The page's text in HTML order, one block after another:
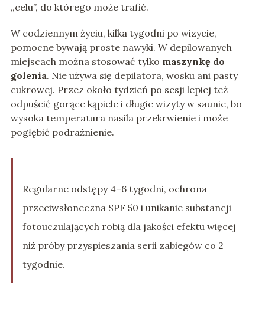
„celu”, do którego może trafić.
W codziennym życiu, kilka tygodni po wizycie,
pomocne bywają proste nawyki. W depilowanych
miejscach można stosować tylko maszynkę do
golenia. Nie używa się depilatora, wosku ani pasty
cukrowej. Przez około tydzień po sesji lepiej też
odpuścić gorące kąpiele i długie wizyty w saunie, bo
wysoka temperatura nasila przekrwienie i może
pogłębić podrażnienie.
Regularne odstępy 4–6 tygodni, ochrona
przeciwsłoneczna SPF 50 i unikanie substancji
fotouczulających robią dla jakości efektu więcej
niż próby przyspieszania serii zabiegów co 2
tygodnie.